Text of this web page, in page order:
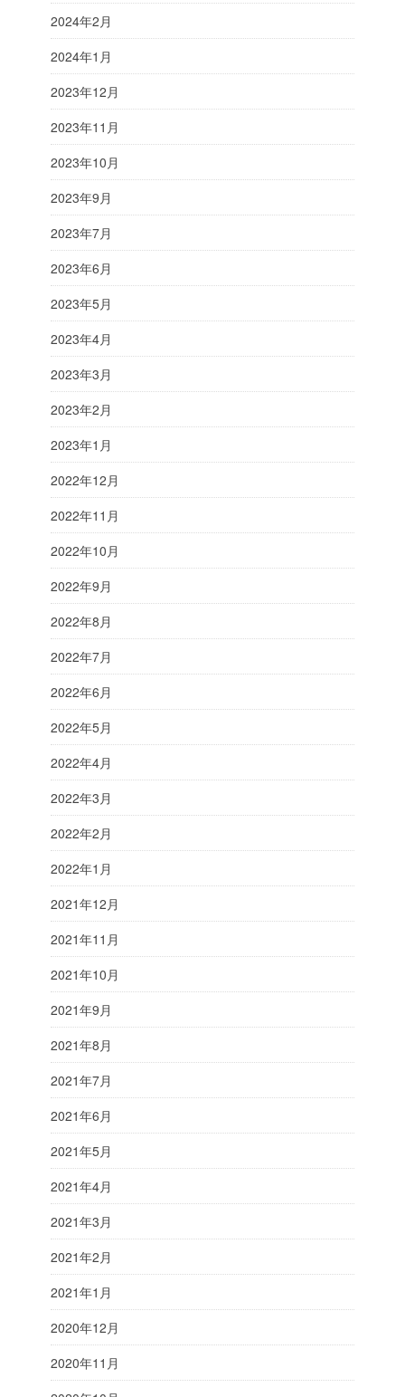
2024年2月
2024年1月
2023年12月
2023年11月
2023年10月
2023年9月
2023年7月
2023年6月
2023年5月
2023年4月
2023年3月
2023年2月
2023年1月
2022年12月
2022年11月
2022年10月
2022年9月
2022年8月
2022年7月
2022年6月
2022年5月
2022年4月
2022年3月
2022年2月
2022年1月
2021年12月
2021年11月
2021年10月
2021年9月
2021年8月
2021年7月
2021年6月
2021年5月
2021年4月
2021年3月
2021年2月
2021年1月
2020年12月
2020年11月